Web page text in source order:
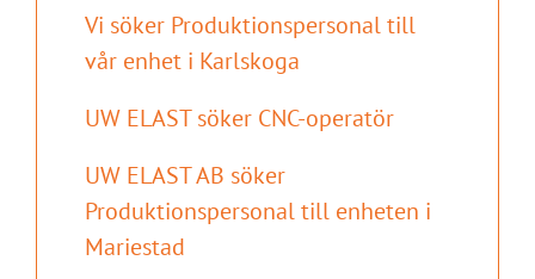
Vi söker Produktionspersonal till
vår enhet i Karlskoga
UW ELAST söker CNC-operatör
UW ELAST AB söker
Produktionspersonal till enheten i
Mariestad